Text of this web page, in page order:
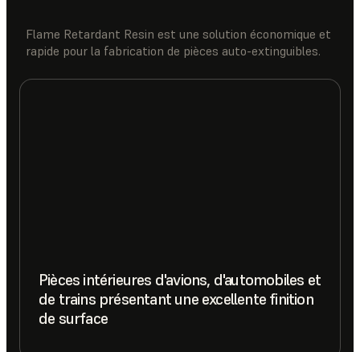
Flame Retardant Resin est une solution économique et
rapide pour la fabrication de pièces auto-extinguibles.
Pièces intérieures d'avions, d'automobiles et
de trains présentant une excellente finition
de surface